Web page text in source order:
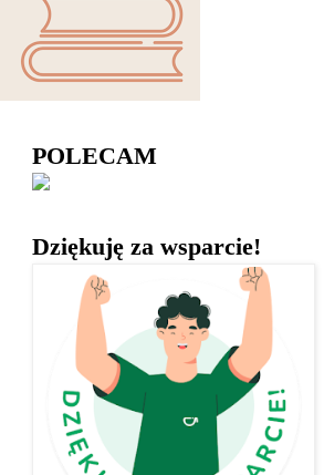
POLECAM
Dziękuję za wsparcie!